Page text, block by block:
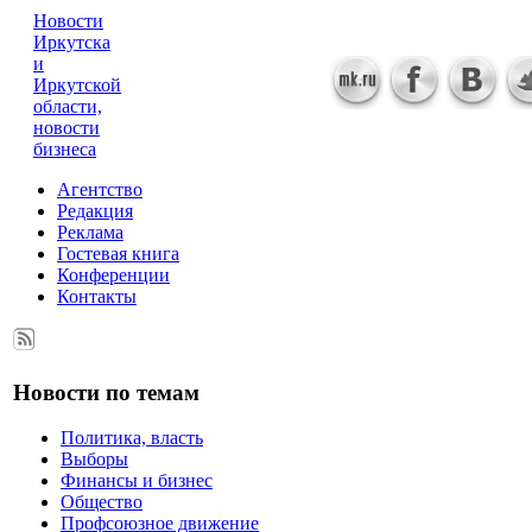
Новости
Иркутска
и
Иркутской
области,
новости
бизнеса
Агентство
Редакция
Реклама
Гостевая книга
Конференции
Контакты
Новости по темам
Политика, власть
Выборы
Финансы и бизнес
Общество
Профсоюзное движение